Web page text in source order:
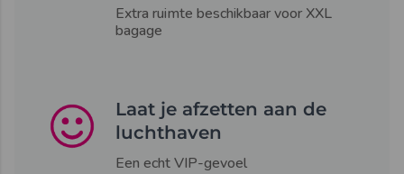
Extra ruimte beschikbaar voor XXL
bagage
Laat je afzetten aan de
luchthaven
Een echt VIP-gevoel